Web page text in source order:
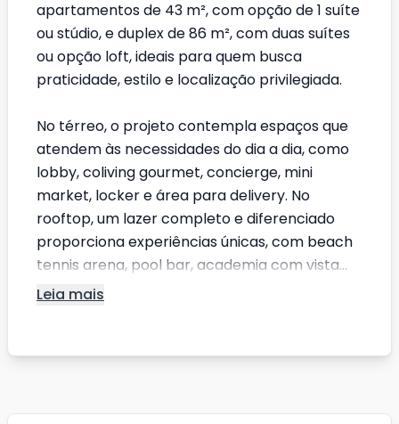
apartamentos de 43 m², com opção de 1 suíte
ou stúdio, e duplex de 86 m², com duas suítes
ou opção loft, ideais para quem busca
praticidade, estilo e localização privilegiada.
No térreo, o projeto contempla espaços que
atendem às necessidades do dia a dia, como
lobby, coliving gourmet, concierge, mini
market, locker e área para delivery. No
rooftop, um lazer completo e diferenciado
proporciona experiências únicas, com beach
tennis arena, pool bar, academia com vista...
Leia mais